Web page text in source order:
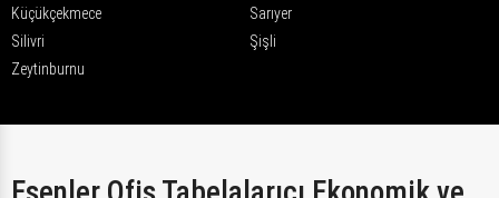
Küçükçekmece
Sarıyer
Silivri
Şişli
Zeytinburnu